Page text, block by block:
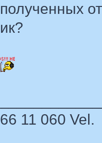
полученных
ик?
66 11 060 Vel.